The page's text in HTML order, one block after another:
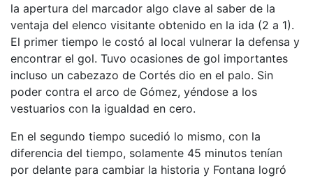
la apertura del marcador algo clave al saber de la
ventaja del elenco visitante obtenido en la ida (2 a 1).
El primer tiempo le costó al local vulnerar la defensa y
encontrar el gol. Tuvo ocasiones de gol importantes
incluso un cabezazo de Cortés dio en el palo. Sin
poder contra el arco de Gómez, yéndose a los
vestuarios con la igualdad en cero.
En el segundo tiempo sucedió lo mismo, con la
diferencia del tiempo, solamente 45 minutos tenían
por delante para cambiar la historia y Fontana logró